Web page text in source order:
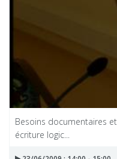
Besoins documentaires
écriture logic...